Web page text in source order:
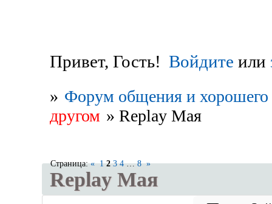
Привет, Гость! Войдите или
» Форум общения и хорошего
другом » Replay Мая
Replay Мая
Страница:« 1 2 3 4 … 8 »